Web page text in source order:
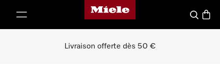
Page d'accueil de Miele
Panier
Livraison offerte dès 50 €